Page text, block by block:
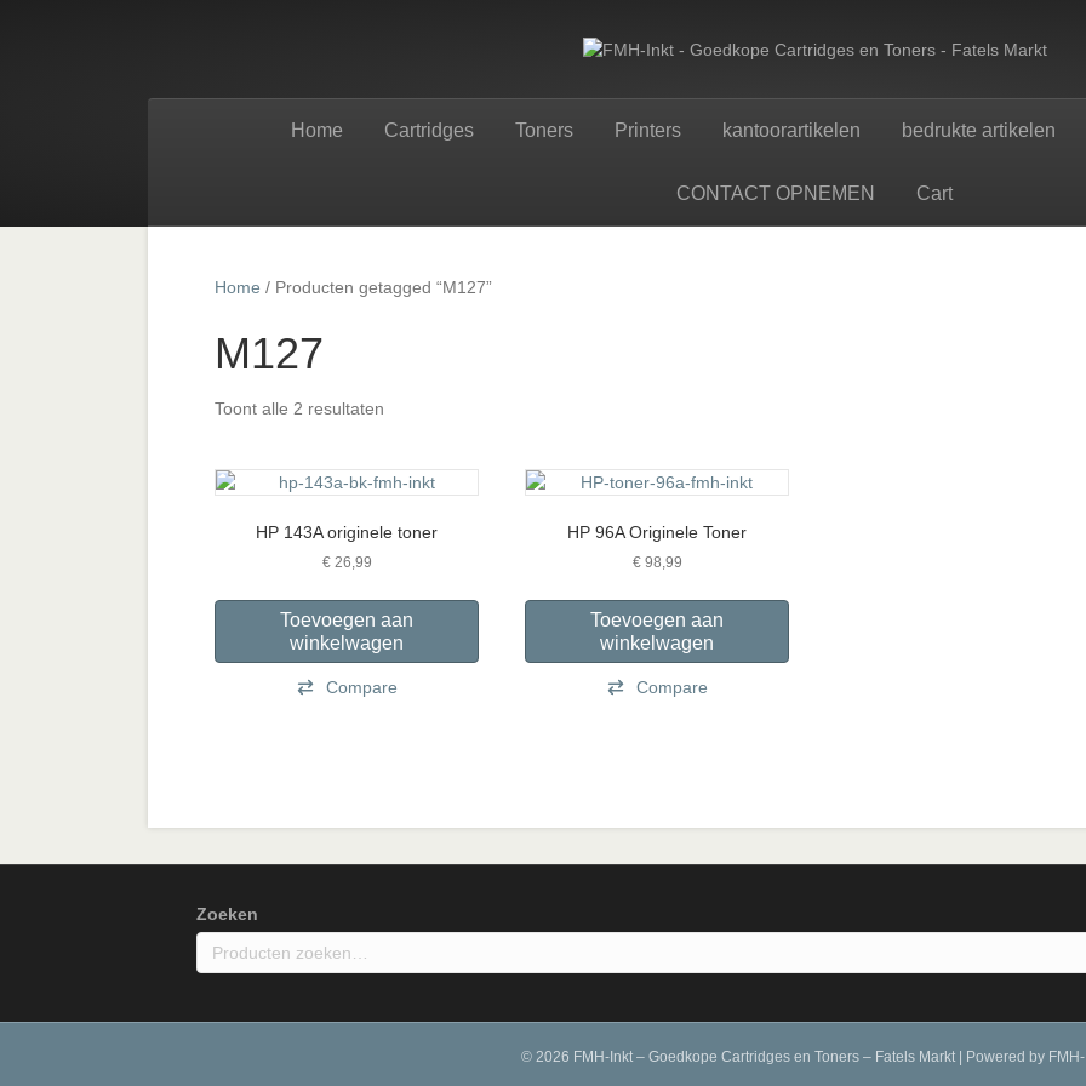
Home Cartridges Toners Printers kantoorartikelen bedrukte artikelen
CONTACT OPNEMEN Cart
Home / Producten getagged “M127”
M127
Toont alle 2 resultaten
HP 143A originele toner
€26,99
Toevoegen aan
winkelwagen
Compare
HP 96A Originele Toner
€98,99
Toevoegen aan
winkelwagen
Compare
Zoeken
© 2026 FMH-Inkt – Goedkope Cartridges en Toners – Fatels Markt Powered by